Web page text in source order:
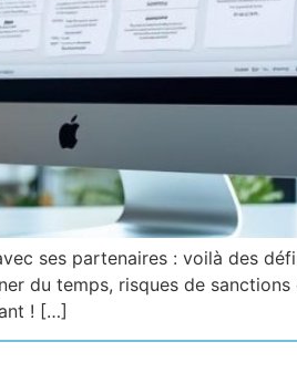
ses partenaires : voilà des
du temps, risques de sanctions
! […]